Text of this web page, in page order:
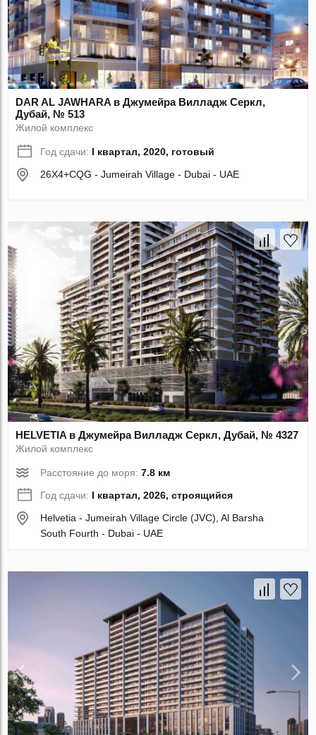
DAR AL JAWHARA в Джумейра Вилладж Серкл,
Дубай, № 513
Жилой комплекс
Год сдачи: I квартал, 2020, готовый
26X4+CQG - Jumeirah Village - Dubai - UAE
HELVETIA в Джумейра Вилладж Серкл, Дубай, № 4327
Жилой комплекс
Расстояние до моря:7.8 км
Год сдачи: I квартал, 2026, строящийся
Helvetia - Jumeirah Village Circle (JVC), Al Barsha
South Fourth - Dubai - UAE